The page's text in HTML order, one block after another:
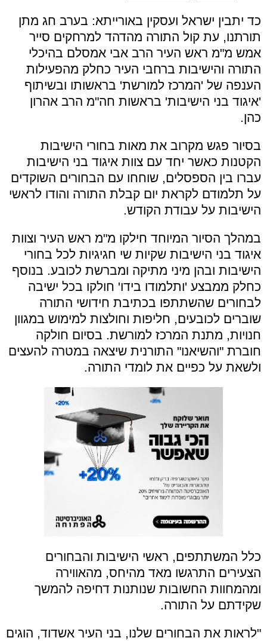
כד יתבין ישראל ועסקין באורייתא: בערב חג מתן
תורתנו, עת קול התורה מהדהד למרחקים סייר
אמש מ"מ ראש העיר הרב אבי אמסלם בהיכלי
התורה והישיבות ברחבי העיר כחלק מהפעילות
הענפה של 'המרכז למורשת' בראשותו ובשיתוף
'איגוד בני הישיבות' בראשות חה"מ הרב אהרון
כהן.
​בסיור פגש מקרוב את מאות בחורי הישיבות
הקטנות כאשר יחד עם צוות איגוד בני הישיבות
עברו בין הספסלים, שוחחו עם הבחורים השוקדים
על תלמודם לקראת יום קבלת התורה והודו לראשי
הישיבות על עבודת הקודש.
במהלך הסיור המיוחד חילקו מ"מ ראש העיר וצוות
איגוד בני הישיבות שקיות שי חגיגיות לכל בחורי
הישיבות ובהן מיני מתיקה ומברשת לכובע. בנוסף
כחלק ממבצע 'ותלמודו בידו' חולקו בכל ישיבה
לבחורים שהשתתפו בכתיבת חידושי התורה
שוברים לכובעים, חליפות וחולצות למימוש במגוון
חנויות, מתנת המרכז למורשת. בסיום חולקה
חוברת "והשיאנו" התורנית שיצאה במטרה להעצים
ולשאת על כפיים את לומדי התורה.
כלל המשתתפים, ראשי הישיבות והבחורים
הצעירים התרגשו מאד מהיחס, מהאווירה
ומהמחוות החשובות שנותנות דחיפה להמשך
שקידתם על התורה.
​"לראות את הבחורים שלנו, בני העיר אשדוד, הוגים